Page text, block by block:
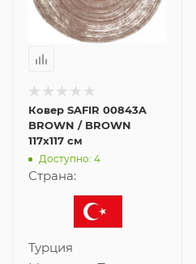
Ковер SAFIR 00843A
BROWN / BROWN
117x117 см
Доступно: 4
Страна:
Турция